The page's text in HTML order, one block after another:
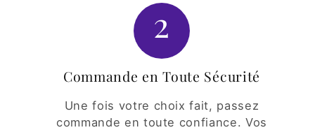
2
Commande en Toute Sécurité
Une fois votre choix fait, passez
commande en toute confiance. Vos